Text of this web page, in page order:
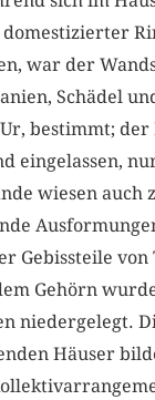
domestizierter
war der
Schädel
bestimmt; der
eingelassen,
wiesen auch
Gebissteile von
Gehörn
niedergelegt.
Häuser